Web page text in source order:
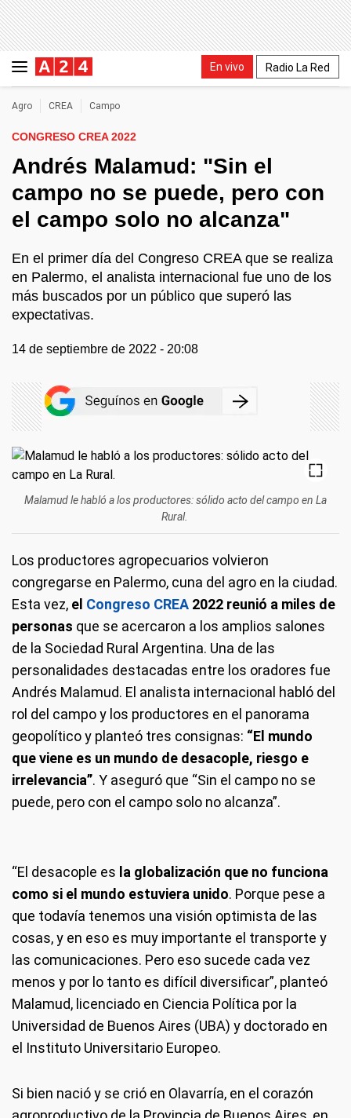
En vivo Radio La Red
Agro CREA Campo
CONGRESO CREA 2022
Andrés Malamud: "Sin el
campo no se puede, pero con
el campo solo no alcanza"
En el primer día del Congreso CREA que se realiza
en Palermo, el analista internacional fue uno de los
más buscados por un público que superó las
expectativas.
14 de septiembre de 2022 - 20:08
Malamud le habló a los productores: sólido acto del campo en La
Rural.
Los productores agropecuarios volvieron
congregarse en Palermo, cuna del agro en la ciudad.
Esta vez, el Congreso CREA 2022 reunió a miles de
personas que se acercaron a los amplios salones
de la Sociedad Rural Argentina. Una de las
personalidades destacadas entre los oradores fue
Andrés Malamud. El analista internacional habló del
rol del campo y los productores en el panorama
geopolítico y planteó tres consignas: “El mundo
que viene es un mundo de desacople, riesgo e
irrelevancia”. Y aseguró que “Sin el campo no se
puede, pero con el campo solo no alcanza”.
“El desacople es la globalización que no funciona
como si el mundo estuviera unido. Porque pese a
que todavía tenemos una visión optimista de las
cosas, y en eso es muy importante el transporte y
las comunicaciones. Pero eso sucede cada vez
menos y por lo tanto es difícil diversificar”, planteó
Malamud, licenciado en Ciencia Política por la
Universidad de Buenos Aires (UBA) y doctorado en
el Instituto Universitario Europeo.
Si bien nació y se crió en Olavarría, en el corazón